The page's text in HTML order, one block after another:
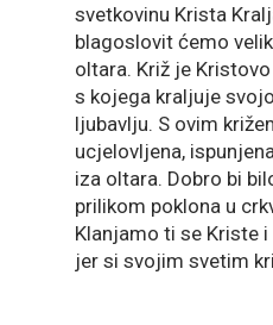
svetkovinu Krista
blagoslovit ćemo
oltara. Križ je
s kojega kraljuje
ljubavlju. S ovim
ucjelovljena,
iza oltara. Dobro bi
prilikom poklona u
Klanjamo ti se Kriste
jer si svojim svetim